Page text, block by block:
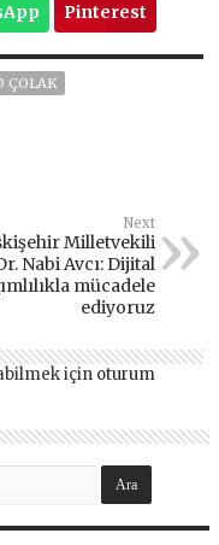
Pinterest
ÇOLAK
Next
Milletvekili
Nabi Avcı: Dijital
mücadele
ediyoruz
için oturum